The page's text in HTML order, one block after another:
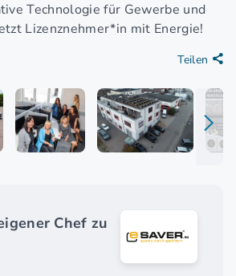
Technologie für Gewerbe und
Lizenznehmer*in mit Energie!
Teilen
Chef zu